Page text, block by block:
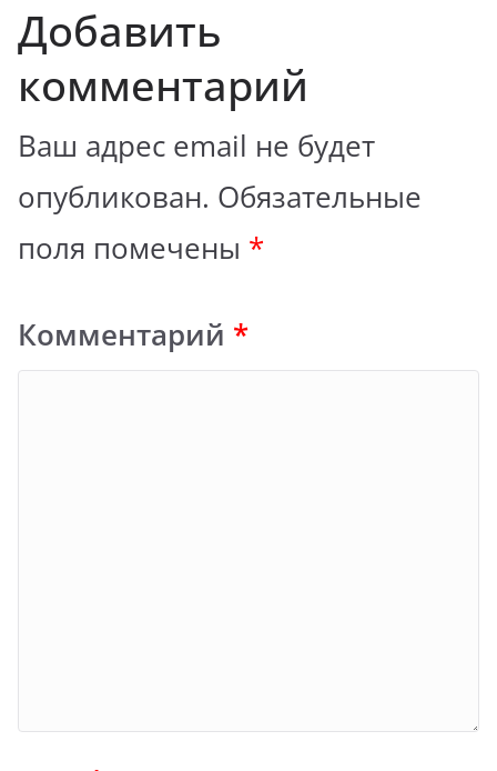
Добавить
комментарий
Ваш адрес email не будет
опубликован. Обязательные
поля помечены *
Комментарий *